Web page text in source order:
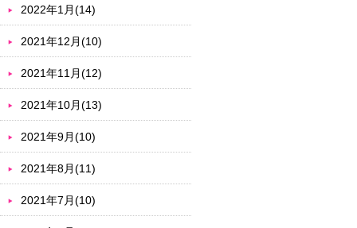
2022年1月(14)
2021年12月(10)
2021年11月(12)
2021年10月(13)
2021年9月(10)
2021年8月(11)
2021年7月(10)